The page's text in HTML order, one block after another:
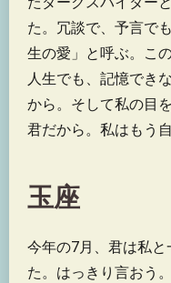
た。冗談で、予言で
生の愛」と呼ぶ。こ
人生でも、記憶でき
から。そして私の目
君だから。私はもう
玉座
今年の7月、君は私
た。はっきり言おう